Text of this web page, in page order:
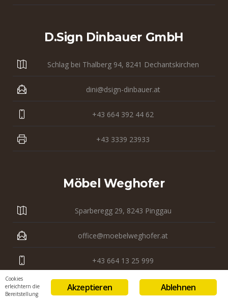
D.sign Dinbauer GmbH
Schlag bei Thalberg 94, 8241 Dechantskirchen
dini@dsign-dinbauer.at
+43 664 392 44 62
+43 3339 23933
Möbel Weghofer
Sparberegg 29, 8243 Pinggau
office@moebelweghofer.at
+43 664 13 25 999
+43 3339 23 121 Ablehnen
Akzeptieren
Cookies
erleichtern die
Bereitstellung